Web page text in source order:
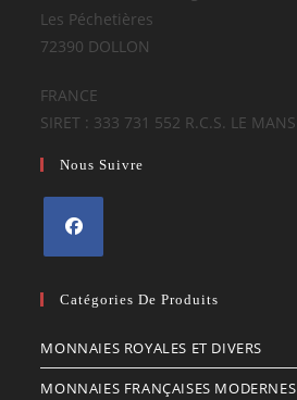
Les Péchetières
72390 DOLLON
FRANCE
SIRET : 333 731 552 R.C.S. LE MANS
Nous Suivre
dans
nouvel
Catégories De Produits
MONNAIES ROYALES ET DIVERS
MONNAIES FRANÇAISES MODERNES